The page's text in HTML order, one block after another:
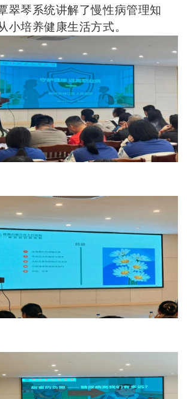
翠琴系统讲解了慢性病管理知
小培养健康生活方式。